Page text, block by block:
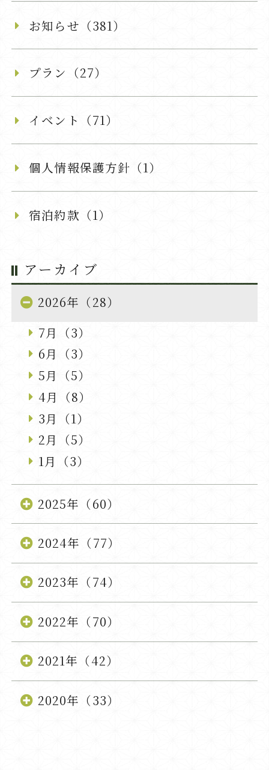
お知らせ（381）
プラン（27）
イベント（71）
個人情報保護方針（1）
宿泊約款（1）
アーカイブ
2026年（28）
7月（3）
6月（3）
5月（5）
4月（8）
3月（1）
2月（5）
1月（3）
2025年（60）
2024年（77）
2023年（74）
2022年（70）
2021年（42）
2020年（33）